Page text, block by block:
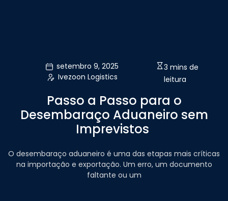
setembro 9, 2025
Ivezoon Logistics
3 mins de
leitura
Passo a Passo para o
Desembaraço Aduaneiro sem
Imprevistos
O desembaraço aduaneiro é uma das etapas mais críticas
na importação e exportação. Um erro, um documento
faltante ou um